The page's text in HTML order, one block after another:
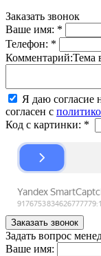
Заказать звонок
Ваше имя: *
Телефон: *
Комментарий:Тема
Я даю согласие
согласен с
Код с картинки: *
Задать вопрос
Ваше имя: